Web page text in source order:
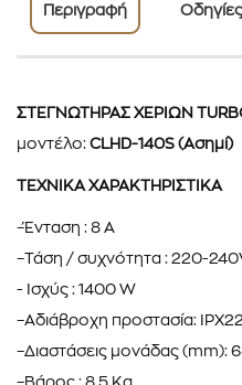
Περιγραφή
ΣΤΕΓΝΩΤΗΡΑΣ ΧΕΡΙΩΝ
μοντέλο: CLHD-140S (Ασημί)
ΤΕΧΝΙΚΑ ΧΑΡΑΚΤΗΡΙΣΤΙΚΑ
–Ένταση : 8 A
–Τάση / συχνότητα : 220-
- Ισχύς : 1400 W
–Αδιάβροχη προστασία: IPX22
–Διαστάσεις μονάδας (mm):
–Βάρος : 8,5 Kg